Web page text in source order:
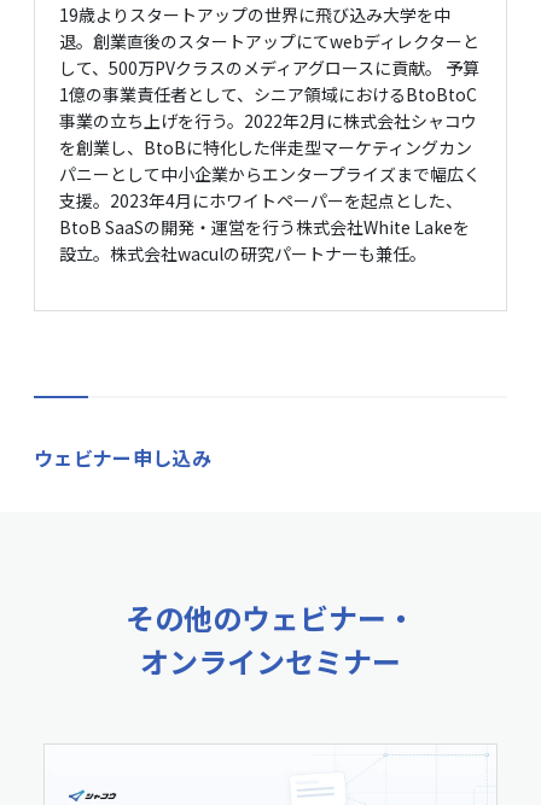
19歳よりスタートアップの世界に飛び込み大学を中
退。創業直後のスタートアップにてwebディレクターと
して、500万PVクラスのメディアグロースに貢献。 予算
1億の事業責任者として、シニア領域におけるBtoBtoC
事業の立ち上げを行う。2022年2月に株式会社シャコウ
を創業し、BtoBに特化した伴走型マーケティングカン
パニーとして中小企業からエンタープライズまで幅広く
支援。2023年4月にホワイトペーパーを起点とした、
BtoB SaaSの開発・運営を行う株式会社White Lakeを
設立。株式会社waculの研究パートナーも兼任。
ウェビナー申し込み
その他のウェビナー・
オンラインセミナー